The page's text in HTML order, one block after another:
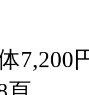
7,200